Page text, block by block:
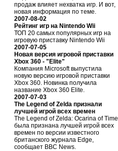
продаж влияет нехватка игр. И вот,
новая информация по теме.
2007-08-02
Рейтинг игр на Nintendo Wii
ТОП 20 самых популярных игр на
игровую приставку Nintendo Wii
2007-07-05
Новая версия игровой приставки
Xbox 360 - "Elite"
Компания Microsoft выпустила
новую версию игровой приставки
Xbox 360. Новинка получила
название Xbox 360 Elite.
2007-07-03
The Legend of Zelda признали
лучшей игрой всех времен
The Legend of Zelda: Ocarina of Time
была признана лучшей игрой всех
времен по версии известного
британского журнала Edge,
сообщает BBC News.